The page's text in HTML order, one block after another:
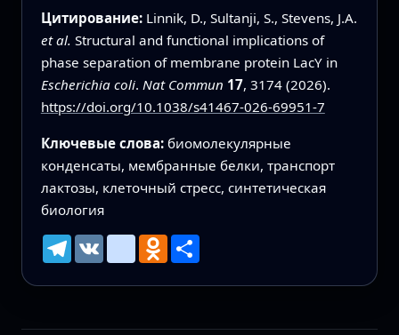
Цитирование: Linnik, D., Sultanji, S., Stevens, J.A.
et al. Structural and functional implications of
phase separation of membrane protein LacY in
Escherichia coli. Nat Commun 17, 3174 (2026).
https://doi.org/10.1038/s41467-026-69951-7
Ключевые слова: биомолекулярные
конденсаты, мембранные белки, транспорт
лактозы, клеточный стресс, синтетическая
биология
Telegram
VK mailruOdnoklassniki
Ресурс